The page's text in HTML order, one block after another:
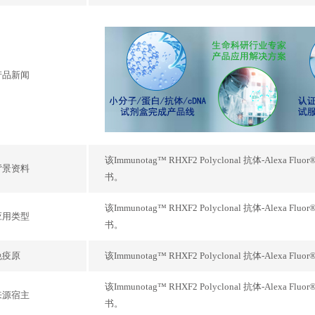
品新闻
景资料
该Immunotag™ RHXF2 Polyclonal 抗体-Alexa
书。
用类型
该Immunotag™ RHXF2 Polyclonal 抗体-Alexa
书。
疫原 该Immunotag™ RHXF2 Polyclonal 抗体-Alexa
源宿主
该Immunotag™ RHXF2 Polyclonal 抗体-Alexa
书。